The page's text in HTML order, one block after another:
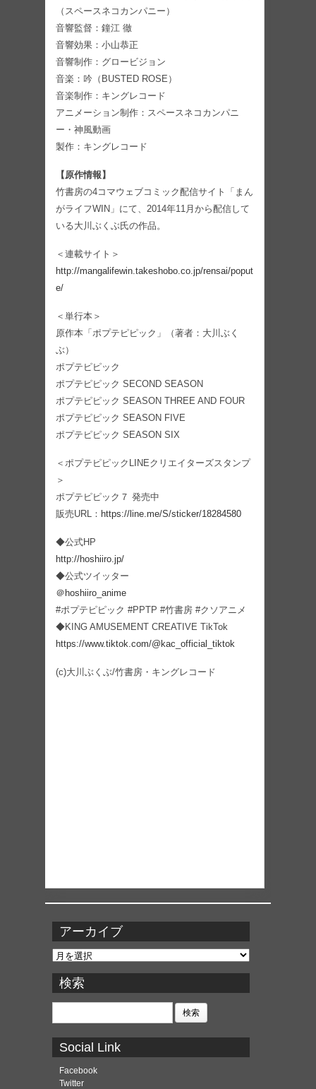
（スペースネコカンパニー）
音響監督：鐘江 徹
音響効果：小山恭正
音響制作：グロービジョン
音楽：吟（BUSTED ROSE）
音楽制作：キングレコード
アニメーション制作：スペースネコカンパニ
ー・神風動画
製作：キングレコード
【原作情報】
竹書房の4コマウェブコミック配信サイト「まん
がライフWIN」にて、2014年11月から配信して
いる大川ぶくぶ氏の作品。
＜連載サイト＞
http://mangalifewin.takeshobo.co.jp/rensai/poput
e/
＜単行本＞
原作本「ポプテピピック」（著者：大川ぶく
ぶ）
ポプテピピック
ポプテピピック SECOND SEASON
ポプテピピック SEASON THREE AND FOUR
ポプテピピック SEASON FIVE
ポプテピピック SEASON SIX
＜ポプテピピックLINEクリエイターズスタンプ
＞
ポプテピピック７ 発売中
販売URL： https://line.me/S/sticker/18284580
◆公式HP
http://hoshiiro.jp/
◆公式ツイッター
＠hoshiiro_anime
#ポプテピピック #PPTP #竹書房 #クソアニメ
◆KING AMUSEMENT CREATIVE TikTok
https://www.tiktok.com/@kac_official_tiktok
(c)大川ぶくぶ/竹書房・キングレコード
アーカイブ
ア
カ
イ
ブ
検索
検
Social Link
Facebook
Twitter